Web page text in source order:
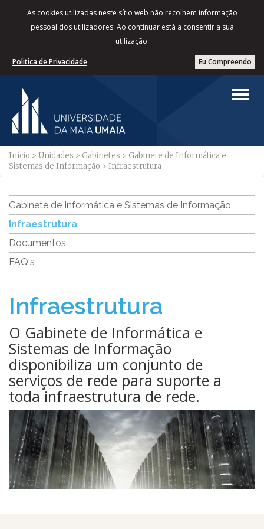
As cookies utilizadas neste sítio web não recolhem informação
pessoal dos utilizadores. Ao continuar está a consentir a sua
utilização.
Eu Compreendo
Politica de Privacidade
Início > Unidades > Gabinetes > Gabinete de Informática e
Sistemas de Informação > Infraestrutura
Gabinete de Informática e Sistemas de Informação
Infraestrutura
Documentos
FAQ's
Infraestrutura
O Gabinete de Informática e
Sistemas de Informação
disponibiliza um conjunto de
serviços de rede para suporte a
toda infraestrutura de rede.